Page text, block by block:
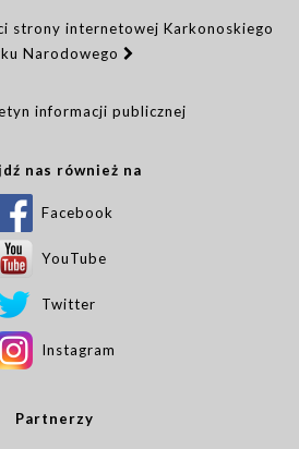
strony internetowej Karkonoskiego
Narodowego
informacji publicznej
nas również na
Facebook
YouTube
Twitter
Instagram
Partnerzy